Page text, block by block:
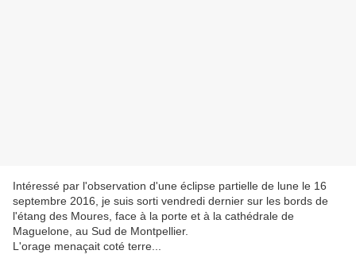
Intéressé par l'observation d'une éclipse partielle de lune le 16
septembre 2016, je suis sorti vendredi dernier sur les bords de
l'étang des Moures, face à la porte et à la cathédrale de
Maguelone, au Sud de Montpellier.
L'orage menaçait coté terre...